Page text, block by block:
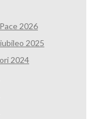
2026
2025
2024